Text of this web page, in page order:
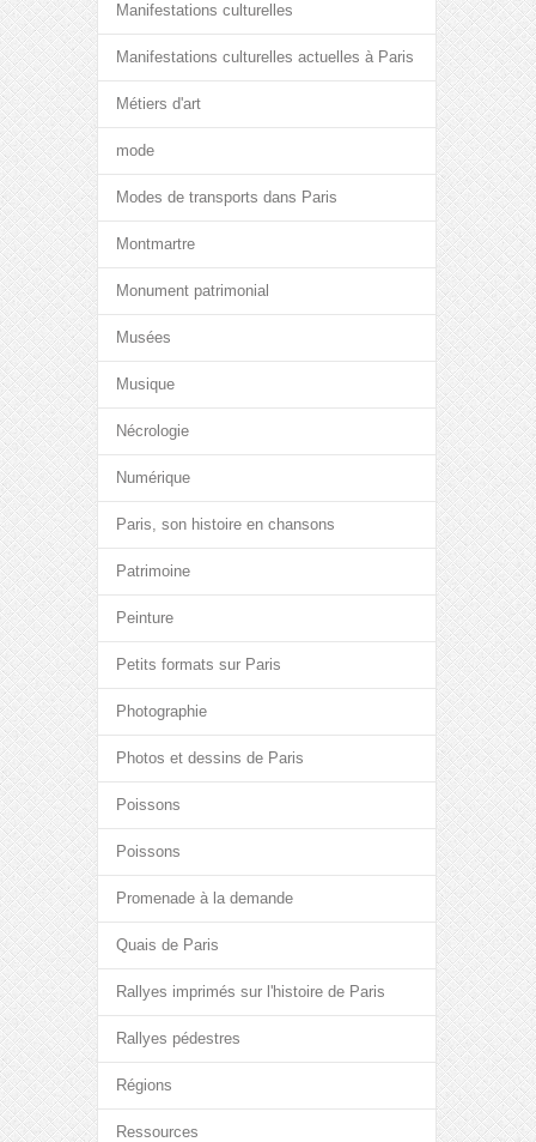
Manifestations culturelles
Manifestations culturelles actuelles à Paris
Métiers d'art
mode
Modes de transports dans Paris
Montmartre
Monument patrimonial
Musées
Musique
Nécrologie
Numérique
Paris, son histoire en chansons
Patrimoine
Peinture
Petits formats sur Paris
Photographie
Photos et dessins de Paris
Poissons
Poissons
Promenade à la demande
Quais de Paris
Rallyes imprimés sur l'histoire de Paris
Rallyes pédestres
Régions
Ressources